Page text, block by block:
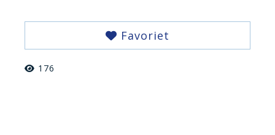
Favoriet
176